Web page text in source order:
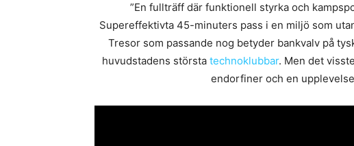
”En fullträff där funktionell styrka och
Supereffektivta 45-minuters pass i en miljö som
Tresor som passande nog betyder bankvalv på
huvudstadens största technoklubbar. Men det
endorfiner och en